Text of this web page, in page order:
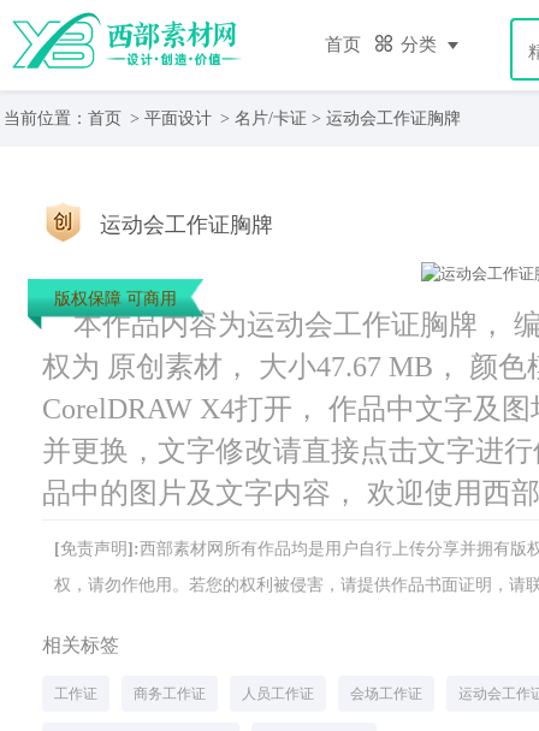
首页 分类
当前位置： 首页 > 平面设计 > 名片/卡证 > 运动会工作证胸牌
运动会工作证胸牌
版权保障 可商用
本作品内容为运动会工作证胸牌，
权为 原创素材， 大小47.67 MB， 颜
CorelDRAW X4打开， 作品中文字及
并更换，文字修改请直接点击文字进
品中的图片及文字内容， 欢迎使用西
[免责声明]:西部素材网所有作品均是用户自行上传分享并拥有
权，请勿作他用。若您的权利被侵害，请提供作品书面证明，请
相关标签
工作证 商务工作证 人员工作证 会场工作证 运动会工作